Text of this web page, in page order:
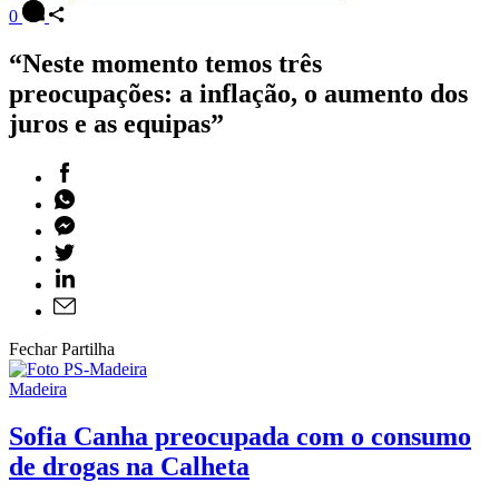
0
“Neste momento temos três
preocupações: a inflação, o aumento dos
juros e as equipas”
Fechar Partilha
Madeira
Sofia Canha preocupada com o consumo
de drogas na Calheta